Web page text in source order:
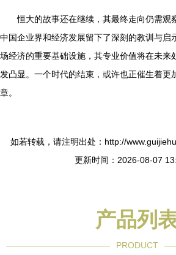
恒大的故事还在继续，其最终走向仍需观
中国企业界和经济发展留下了深刻的教训与启
场经济的重要基础设施，其专业价值将在未来
发凸显。一个时代的结束，或许也正催生着更
章。
如若转载，请注明出处：http://
更新时间：2026-08-07
产品列
PRODUCT